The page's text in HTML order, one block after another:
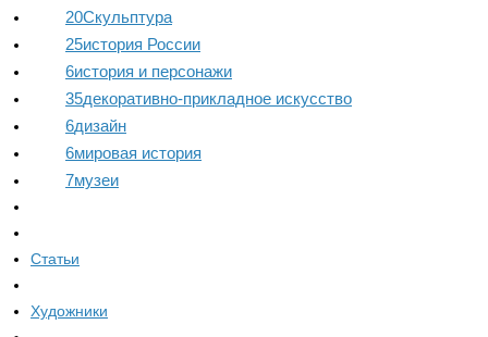
20Скульптура
25история России
6история и персонажи
35декоративно-прикладное искусство
6дизайн
6мировая история
7музеи
Статьи
Художники